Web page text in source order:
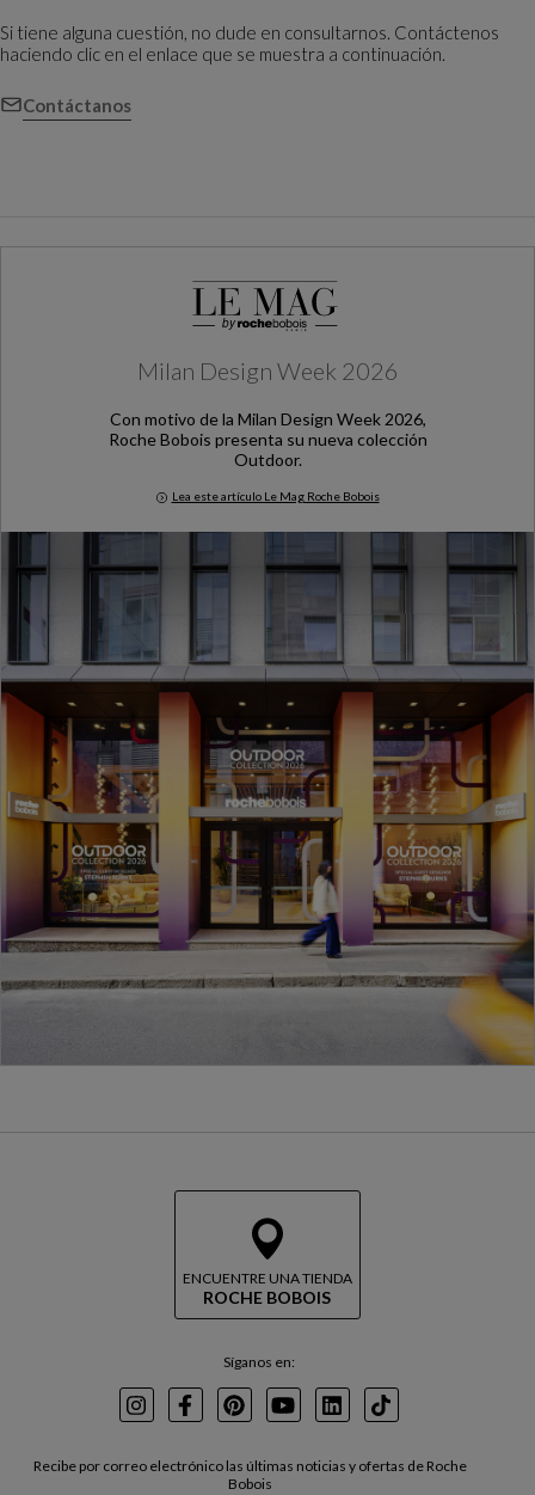
Si tiene alguna cuestión, no dude en consultarnos. Contáctenos
haciendo clic en el enlace que se muestra a continuación.
Contáctanos
Milan Design Week 2026
Con motivo de la Milan Design Week 2026,
Roche Bobois presenta su nueva colección
Outdoor.
Lea este artículo Le Mag Roche Bobois
Milan Design Week 2026
ENCUENTRE UNA TIENDA
ROCHE BOBOIS
Síganos en:
InstagramFacebookPinterest
YoutubeLinkedInTikTok
Recibe por correo electrónico las últimas noticias y ofertas de Roche
Bobois